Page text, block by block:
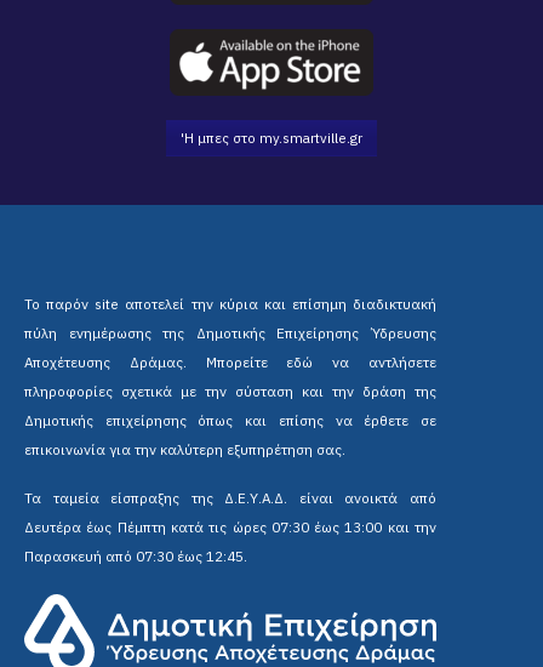
'Η μπες στο my.smartville.gr
Το παρόν site αποτελεί την κύρια και επίσημη διαδικτυακή
πύλη ενημέρωσης της Δημοτικής Επιχείρησης Ύδρευσης
Αποχέτευσης Δράμας. Μπορείτε εδώ να αντλήσετε
πληροφορίες σχετικά με την σύσταση και την δράση της
Δημοτικής επιχείρησης όπως και επίσης να έρθετε σε
επικοινωνία για την καλύτερη εξυπηρέτηση σας.
Τα ταμεία είσπραξης της Δ.Ε.Υ.Α.Δ. είναι ανοικτά από
Δευτέρα έως Πέμπτη κατά τις ώρες 07:30 έως 13:00 και την
Παρασκευή από 07:30 έως 12:45.